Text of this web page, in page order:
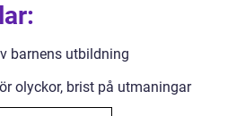
barnens utbildning
olyckor, brist på utmaningar